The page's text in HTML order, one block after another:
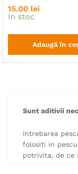
15.00 lei
In stoc
Adaugă în
Sunt aditivii
Intrebarea
folositi in
potrivita, de ce
este oferit de